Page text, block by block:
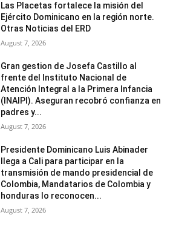
Las Placetas fortalece la misión del
Ejército Dominicano en la región norte.
Otras Noticias del ERD
August 7, 2026
Gran gestion de Josefa Castillo al
frente del Instituto Nacional de
Atención Integral a la Primera Infancia
(INAIPI). Aseguran recobró confianza en
padres y...
August 7, 2026
Presidente Dominicano Luis Abinader
llega a Cali para participar en la
transmisión de mando presidencial de
Colombia, Mandatarios de Colombia y
honduras lo reconocen...
August 7, 2026